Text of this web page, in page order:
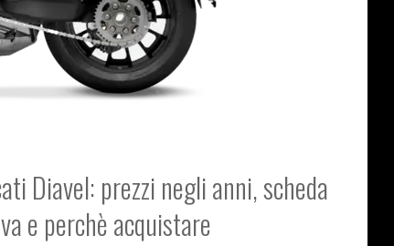
Diavel: prezzi negli anni, scheda
e perchè acquistare